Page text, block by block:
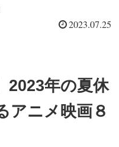
2023.07.25
2023年の夏休
アニメ映画８